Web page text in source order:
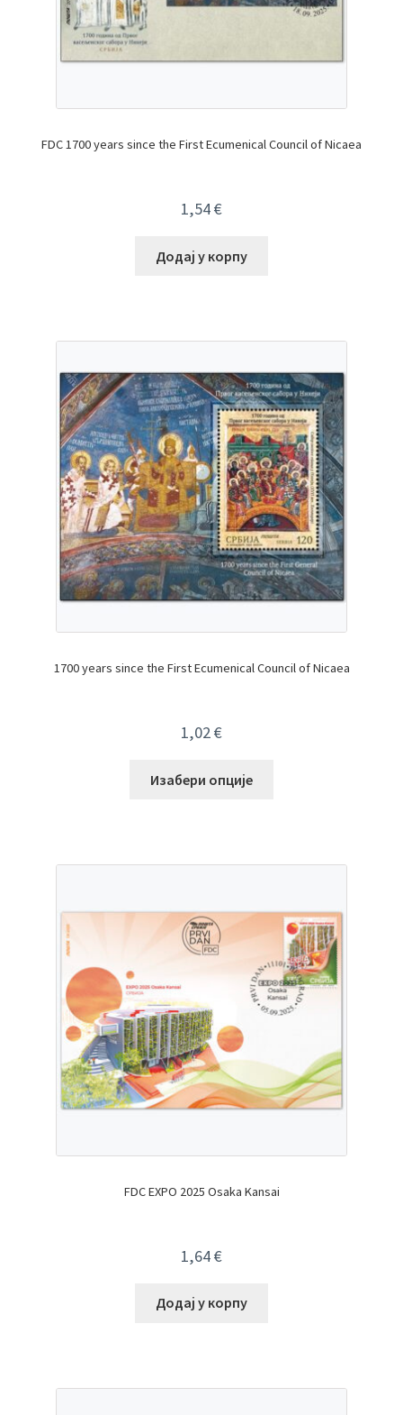
FDC 1700 years since the First Ecumenical Council of Nicaea
1,54€
Додај у корпу
1700 years since the First Ecumenical Council of Nicaea
1,02€
Изабери опције
FDC EXPO 2025 Osaka Kansai
1,64€
Додај у корпу